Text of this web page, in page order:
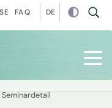
FAQ DE
Seminardetail